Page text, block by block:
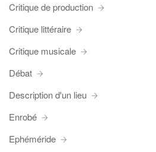
Critique de production
Critique littéraire
Critique musicale
Débat
Description d'un lieu
Enrobé
Ephéméride